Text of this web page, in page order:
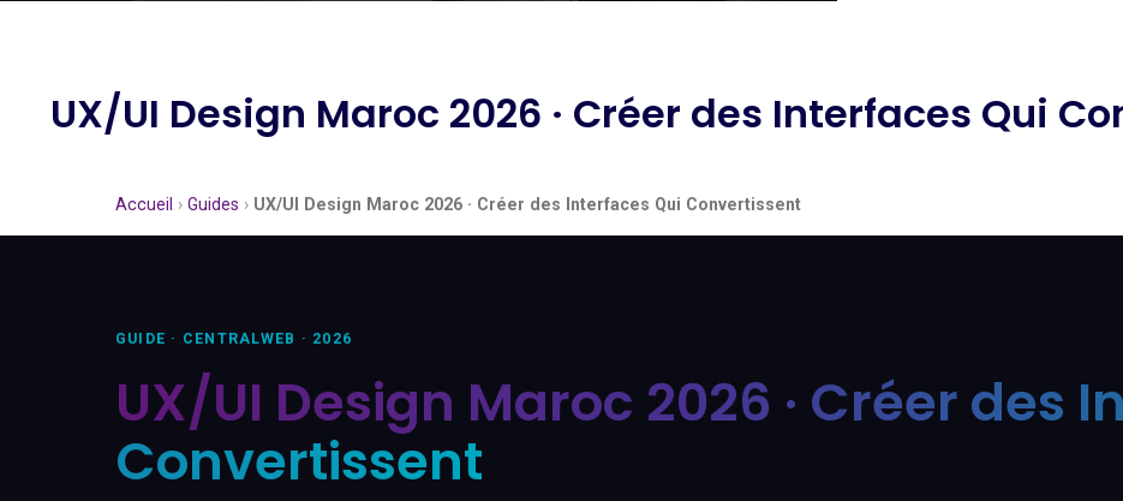
UX/UI Design Maroc 2026 · Créer des Interfaces Qui
Accueil › Guides › UX/UI Design Maroc 2026 · Créer des Interfaces Qui Convertissent
GUIDE · CENTRALWEB · 2026
UX/UI Design Maroc 2026 · Créer des
Convertissent